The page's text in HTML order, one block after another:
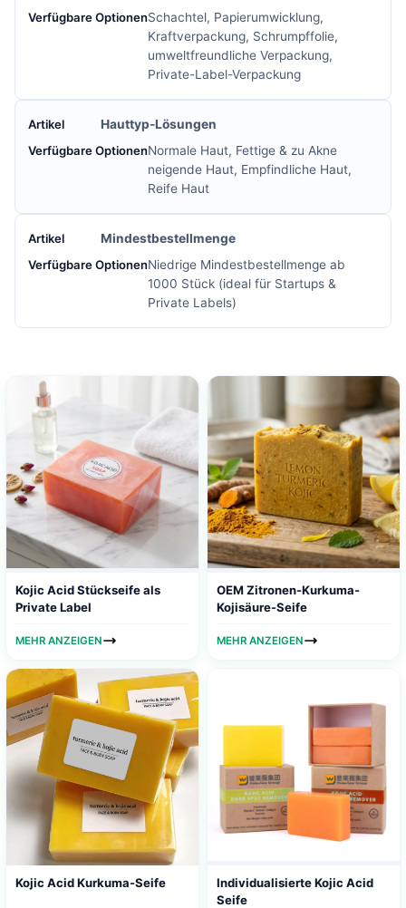
Schachtel, Papierumwicklung,
Kraftverpackung, Schrumpffolie,
umweltfreundliche Verpackung,
Private-Label-Verpackung
Hauttyp-Lösungen
Normale Haut, Fettige & zu Akne
neigende Haut, Empfindliche Haut,
Reife Haut
Mindestbestellmenge
Niedrige Mindestbestellmenge ab
1000 Stück (ideal für Startups &
Private Labels)
Kojic Acid Stückseife als
Private Label
MEHR ANZEIGEN
OEM Zitronen-Kurkuma-
Kojisäure-Seife
MEHR ANZEIGEN
Kojic Acid Kurkuma-Seife
Individualisierte Kojic Acid
Seife